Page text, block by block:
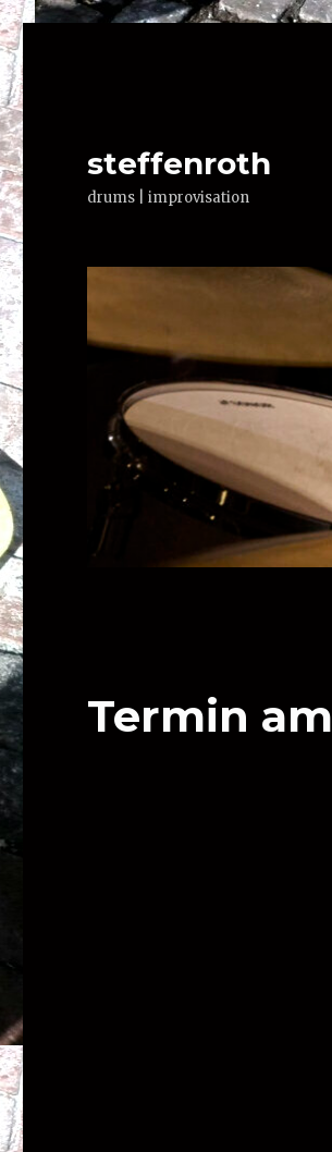
steffenroth
drums | improvisation
Termin am